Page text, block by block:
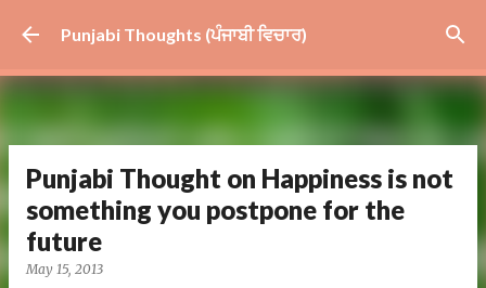
Skip to main content
Punjabi Thoughts (ਪੰਜਾਬੀ ਵਿਚਾਰ)
Punjabi Thought on Happiness is not
something you postpone for the
future
May 15, 2013